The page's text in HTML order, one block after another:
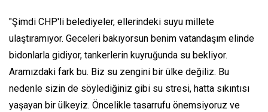
"Şimdi CHP'li belediyeler, ellerindeki suyu millete
ulaştıramıyor. Geceleri bakıyorsun benim vatandaşım elinde
bidonlarla gidiyor, tankerlerin kuyruğunda su bekliyor.
Aramızdaki fark bu. Biz su zengini bir ülke değiliz. Bu
nedenle sizin de söylediğiniz gibi su stresi, hatta sıkıntısı
yaşayan bir ülkeyiz. Öncelikle tasarrufu önemsiyoruz ve